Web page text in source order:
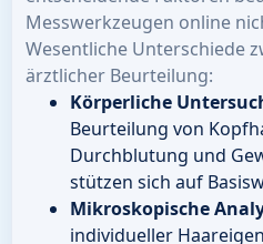
Messwerkzeugen online
Wesentliche Unterschiede
ärztlicher Beurteilung:
Körperliche
Beurteilung von
Durchblutung und
stützen sich auf
Mikroskopische
individueller